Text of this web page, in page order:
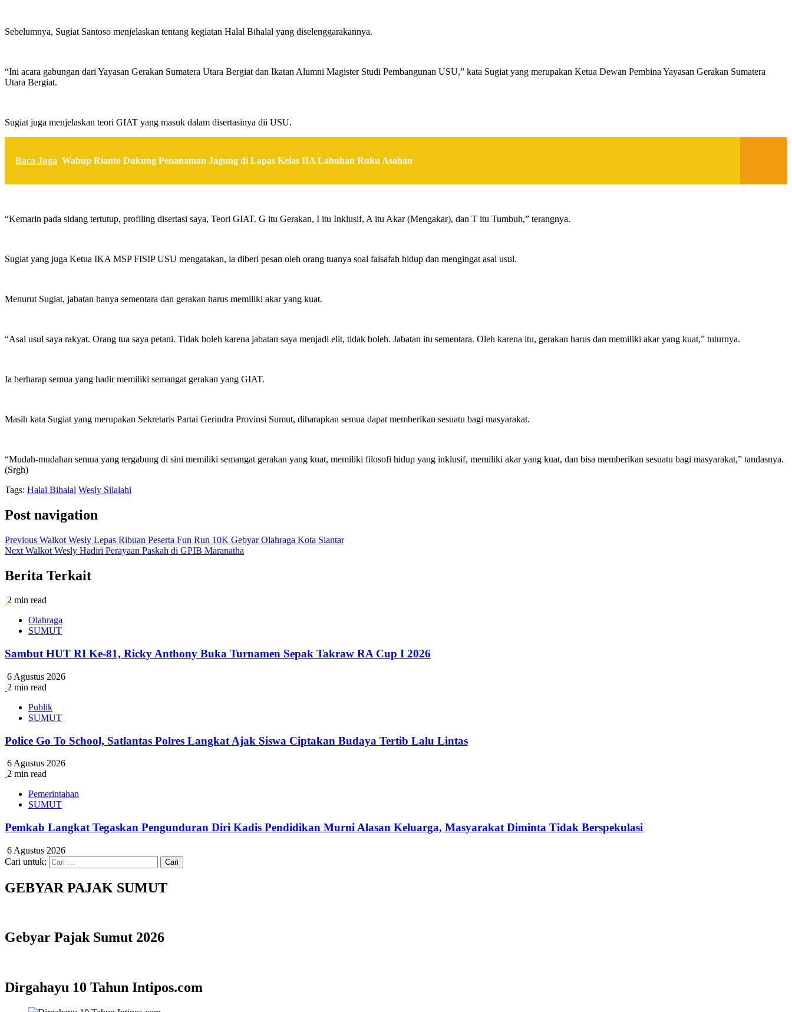
Sebelumnya, Sugiat Santoso menjelaskan tentang kegiatan Halal Bihalal yang diselenggarakannya.
“Ini acara gabungan dari Yayasan Gerakan Sumatera Utara Bergiat dan Ikatan Alumni Magister Studi Pembangunan USU,” kata Sugiat yang merupakan Ketua Dewan Pembina Yayasan Gerakan Sumatera
Utara Bergiat.
Sugiat juga menjelaskan teori GIAT yang masuk dalam disertasinya dii USU.
Baca Juga Wabup Rianto Dukung Penanaman Jagung di Lapas Kelas IIA Labuhan Ruku Asahan
“Kemarin pada sidang tertutup, profiling disertasi saya, Teori GIAT. G itu Gerakan, I itu Inklusif, A itu Akar (Mengakar), dan T itu Tumbuh,” terangnya.
Sugiat yang juga Ketua IKA MSP FISIP USU mengatakan, ia diberi pesan oleh orang tuanya soal falsafah hidup dan mengingat asal usul.
Menurut Sugiat, jabatan hanya sementara dan gerakan harus memiliki akar yang kuat.
“Asal usul saya rakyat. Orang tua saya petani. Tidak boleh karena jabatan saya menjadi elit, tidak boleh. Jabatan itu sementara. Oleh karena itu, gerakan harus dan memiliki akar yang kuat,” tuturnya.
Ia berharap semua yang hadir memiliki semangat gerakan yang GIAT.
Masih kata Sugiat yang merupakan Sekretaris Partai Gerindra Provinsi Sumut, diharapkan semua dapat memberikan sesuatu bagi masyarakat.
“Mudah-mudahan semua yang tergabung di sini memiliki semangat gerakan yang kuat, memiliki filosofi hidup yang inklusif, memiliki akar yang kuat, dan bisa memberikan sesuatu bagi masyarakat,” tandasnya.
(Srgh)
Tags: Halal Bihalal Wesly Silalahi
Post navigation
Previous Walkot Wesly Lepas Ribuan Peserta Fun Run 10K Gebyar Olahraga Kota Siantar
Next Walkot Wesly Hadiri Perayaan Paskah di GPIB Maranatha
Berita Terkait
2 min read
Olahraga
SUMUT
Sambut HUT RI Ke-81, Ricky Anthony Buka Turnamen Sepak Takraw RA Cup I 2026
6 Agustus 2026
2 min read
Publik
SUMUT
Police Go To School, Satlantas Polres Langkat Ajak Siswa Ciptakan Budaya Tertib Lalu Lintas
6 Agustus 2026
2 min read
Pemerintahan
SUMUT
Pemkab Langkat Tegaskan Pengunduran Diri Kadis Pendidikan Murni Alasan Keluarga, Masyarakat Diminta Tidak Berspekulasi
6 Agustus 2026
Cari untuk:
GEBYAR PAJAK SUMUT
Gebyar Pajak Sumut 2026
Dirgahayu 10 Tahun Intipos.com